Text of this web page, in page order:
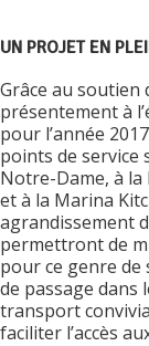
UN PROJET EN
Grâce au soutien
présentement à
pour l’année
points de service
Notre-Dame, à la
et à la Marina
agrandissement
permettront de
pour ce genre de
de passage
transport
faciliter l’accès